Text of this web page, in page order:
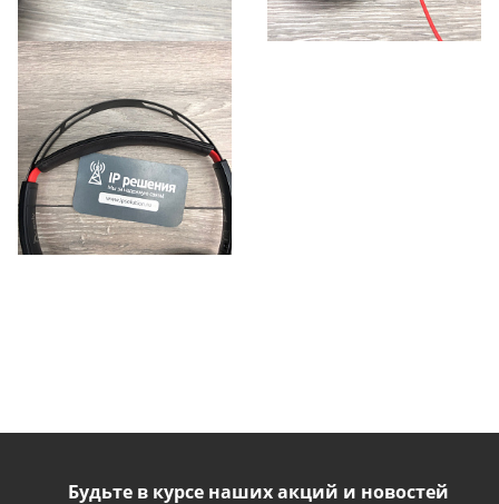
Будьте в курсе наших акций и новостей